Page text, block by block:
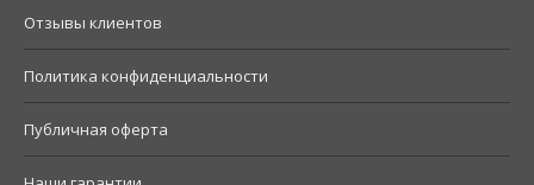
Отзывы клиентов
Политика конфиденциальности
Публичная оферта